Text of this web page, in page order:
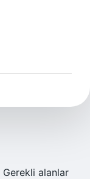
Gerekli alanlar